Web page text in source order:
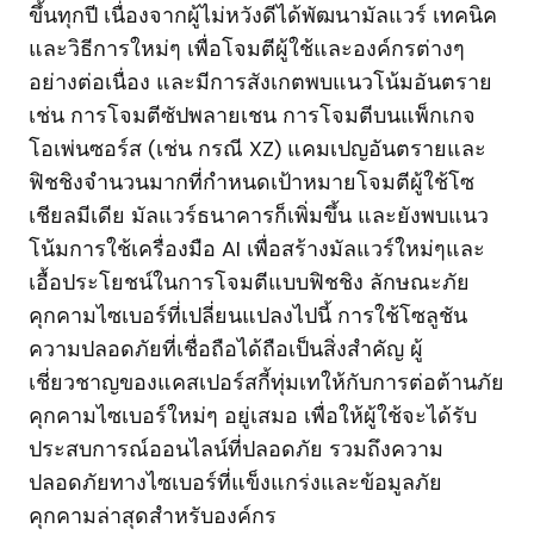
ขึ้นทุกปี เนื่องจากผู้ไม่หวังดีได้พัฒนามัลแวร์ เทคนิค
และวิธีการใหม่ๆ เพื่อโจมตีผู้ใช้และองค์กรต่างๆ
อย่างต่อเนื่อง และมีการสังเกตพบแนวโน้มอันตราย
เช่น การโจมตีซัปพลายเชน การโจมตีบนแพ็กเกจ
โอเพ่นซอร์ส (เช่น กรณี XZ) แคมเปญอันตรายและ
ฟิชชิงจำนวนมากที่กำหนดเป้าหมายโจมตีผู้ใช้โซ
เชียลมีเดีย มัลแวร์ธนาคารก็เพิ่มขึ้น และยังพบแนว
โน้มการใช้เครื่องมือ AI เพื่อสร้างมัลแวร์ใหม่ๆและ
เอื้อประโยชน์ในการโจมตีแบบฟิชชิง ลักษณะภัย
คุกคามไซเบอร์ที่เปลี่ยนแปลงไปนี้ การใช้โซลูชัน
ความปลอดภัยที่เชื่อถือได้ถือเป็นสิ่งสำคัญ ผู้
เชี่ยวชาญของแคสเปอร์สกี้ทุ่มเทให้กับการต่อต้านภัย
คุกคามไซเบอร์ใหม่ๆ อยู่เสมอ เพื่อให้ผู้ใช้จะได้รับ
ประสบการณ์ออนไลน์ที่ปลอดภัย รวมถึงความ
ปลอดภัยทางไซเบอร์ที่แข็งแกร่งและข้อมูลภัย
คุกคามล่าสุดสำหรับองค์กร